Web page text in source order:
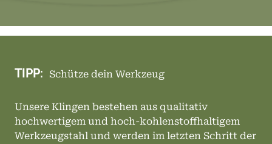
TIPP: Schütze dein Werkzeug
Unsere Klingen bestehen aus qualitativ
hochwertigem und hoch-kohlenstoffhaltigem
Werkzeugstahl und werden im letzten Schritt der